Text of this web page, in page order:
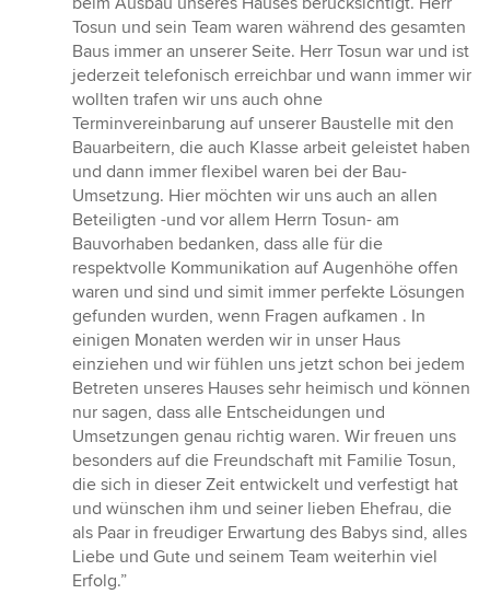
Tosun und sein Team waren während des gesamten
Baus immer an unserer Seite. Herr Tosun war und ist
jederzeit telefonisch erreichbar und wann immer wir
wollten trafen wir uns auch ohne
Terminvereinbarung auf unserer Baustelle mit den
Bauarbeitern, die auch Klasse arbeit geleistet haben
und dann immer flexibel waren bei der Bau-
Umsetzung. Hier möchten wir uns auch an allen
Beteiligten -und vor allem Herrn Tosun- am
Bauvorhaben bedanken, dass alle für die
respektvolle Kommunikation auf Augenhöhe offen
waren und sind und simit immer perfekte Lösungen
gefunden wurden, wenn Fragen aufkamen . In
einigen Monaten werden wir in unser Haus
einziehen und wir fühlen uns jetzt schon bei jedem
Betreten unseres Hauses sehr heimisch und können
nur sagen, dass alle Entscheidungen und
Umsetzungen genau richtig waren. Wir freuen uns
besonders auf die Freundschaft mit Familie Tosun,
die sich in dieser Zeit entwickelt und verfestigt hat
und wünschen ihm und seiner lieben Ehefrau, die
als Paar in freudiger Erwartung des Babys sind, alles
Liebe und Gute und seinem Team weiterhin viel
Erfolg.”